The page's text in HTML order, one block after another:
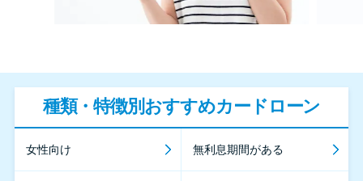
種類・特徴別おすすめカードローン
女性向け 無利息期間がある